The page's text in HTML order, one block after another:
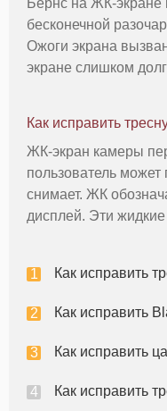
Бернс на ЖК-экране
бесконечной
Ожоги экрана
экране слишком
изображения.
Как исправить
ЖК-экран камеры
пользователь может
снимает. ЖК
дисплей. Эти
или еслиКак исправить
Как исправить
Как исправить
Как исправить